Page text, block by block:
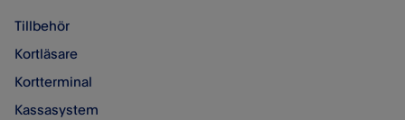
Tillbehör
Kortläsare
Kortterminal
Kassasystem